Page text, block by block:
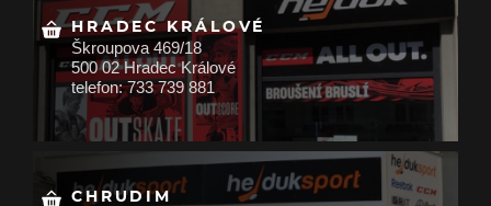
HRADEC KRÁLOVÉ
Škroupova 469/18
500 02 Hradec Králové
telefon: 733 739 881
CHRUDIM